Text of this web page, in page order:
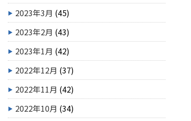
2023年3月 (45)
2023年2月 (43)
2023年1月 (42)
2022年12月 (37)
2022年11月 (42)
2022年10月 (34)